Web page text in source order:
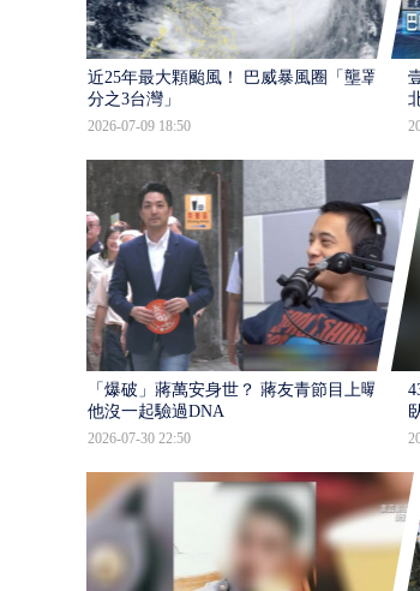
近25年最大顆颱風！ 巴威暴風圈「壟罩4
分之3台灣」
2026-07-09 18:50
「爆破」蔣萬安身世？ 蔣友青節目上曝：
他沒一起驗過DNA
2026-07-30 22:50